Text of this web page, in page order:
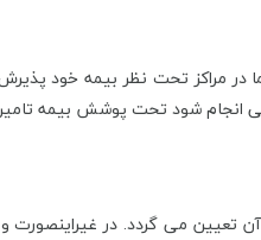
در مراکز تحت نظر بیمه خود
انجام شود تحت پوشش بیمه
تعیین می گردد. در غیراینصورت و